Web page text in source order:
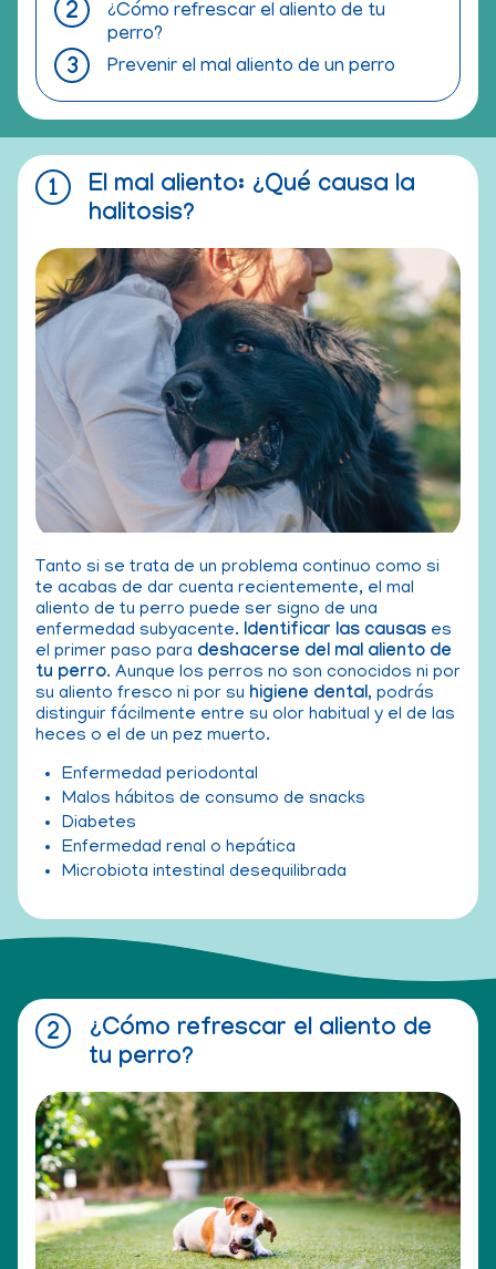
¿Cómo refrescar el aliento de tu
perro?
Prevenir el mal aliento de un perro
El mal aliento: ¿Qué causa la
halitosis?
Tanto si se trata de un problema continuo como si
te acabas de dar cuenta recientemente, el mal
aliento de tu perro puede ser signo de una
enfermedad subyacente. Identificar las causas es
el primer paso para deshacerse del mal aliento de
tu perro. Aunque los perros no son conocidos ni por
su aliento fresco ni por su higiene dental, podrás
distinguir fácilmente entre su olor habitual y el de las
heces o el de un pez muerto.
Enfermedad periodontal
Malos hábitos de consumo de snacks
Diabetes
Enfermedad renal o hepática
Microbiota intestinal desequilibrada
¿Cómo refrescar el aliento de
tu perro?